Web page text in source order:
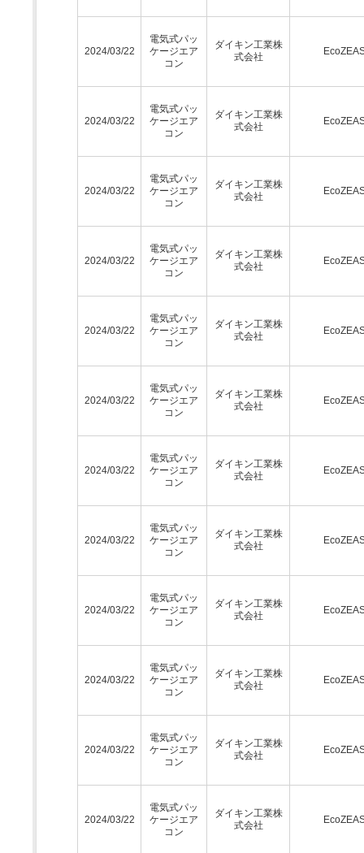
2024/03/22
電気式パッ
ケージエア
コン
ダイキン工業株
式会社
2024/03/22
電気式パッ
ケージエア
コン
ダイキン工業株
式会社
2024/03/22
電気式パッ
ケージエア
コン
ダイキン工業株
式会社
2024/03/22
電気式パッ
ケージエア
コン
ダイキン工業株
式会社
2024/03/22
電気式パッ
ケージエア
コン
ダイキン工業株
式会社
2024/03/22
電気式パッ
ケージエア
コン
ダイキン工業株
式会社
2024/03/22
電気式パッ
ケージエア
コン
ダイキン工業株
式会社
2024/03/22
電気式パッ
ケージエア
コン
ダイキン工業株
式会社
2024/03/22
電気式パッ
ケージエア
コン
ダイキン工業株
式会社
2024/03/22
電気式パッ
ケージエア
コン
ダイキン工業株
式会社
2024/03/22
電気式パッ
ケージエア
コン
ダイキン工業株
式会社
2024/03/22
電気式パッ
ケージエア
コン
ダイキン工業株
式会社